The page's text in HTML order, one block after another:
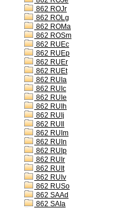
862 ROJr
862 ROLg
862 ROMa
862 ROSm
862 RUEc
862 RUEp
862 RUEr
862 RUEt
862 RUIa
862 RUIc
862 RUIe
862 RUIh
862 RUIj
862 RUIl
862 RUIm
862 RUIn
862 RUIp
862 RUIr
862 RUIt
862 RUIv
862 RUSo
862 SAAd
862 SAIa